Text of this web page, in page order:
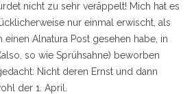
nicht zu sehr veräppelt! Mich hat es
nur einmal erwischt, als
einen Alnatura Post gesehen habe, in
so wie Sprühsahne) beworben
Nicht deren Ernst und dann
der 1. April.